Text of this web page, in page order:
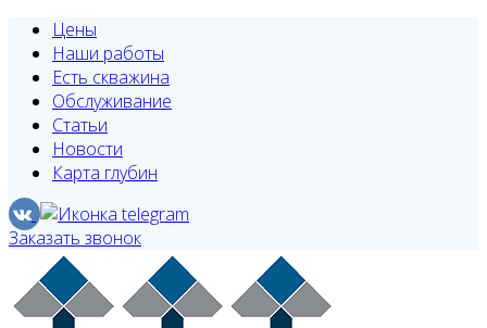
Цены
Наши работы
Есть скважина
Обслуживание
Статьи
Новости
Карта глубин
Заказать звонок